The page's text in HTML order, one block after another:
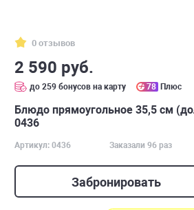
0 отзывов
2 590 руб.
до 259 бонусов на карту 78 Плюс
Блюдо прямоугольное 35,5 см
0436
Артикул: 0436 Заказали 96 раз
Забронировать